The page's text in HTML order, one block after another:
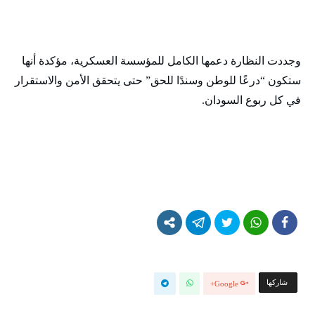
وجددت النظارة دعمها الكامل للمؤسسة العسكرية، مؤكدة أنها
ستكون “درعًا للوطن وسندًا للحق” حتى يتحقق الأمن والاستقرار
في كل ربوع السودان.
‫‫ شاركها‬ Google+